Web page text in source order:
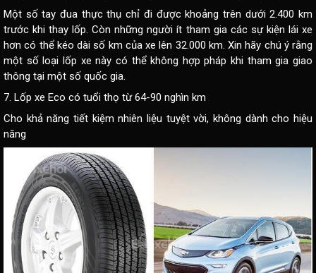
Một số tay đua thực thụ chỉ đi được khoảng trên dưới 2.400 km
trước khi thay lốp. Còn những người ít tham gia các sự kiện lái xe
hơn có thể kéo dài số km của xe lên 32.000 km. Xin hãy chú ý rằng
một số loại lốp xe này có thể không hợp pháp khi tham gia giao
thông tại một số quốc gia.
7. Lốp xe Eco có tuổi thọ từ 64-90 nghìn km
Cho khả năng tiết kiệm nhiên liệu tuyệt vời, không dành cho hiệu
năng